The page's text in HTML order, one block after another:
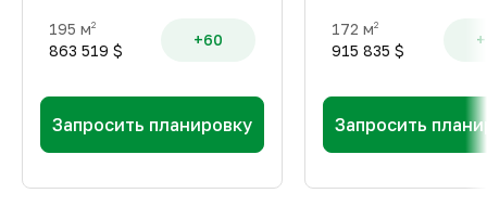
195 м2
863 519 $
+60
Запросить планировку
172 м2
915 835 $
Запросить